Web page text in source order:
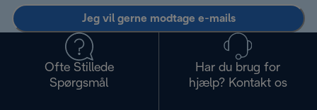
Jeg vil gerne modtage e-mails
Ofte Stillede
Spørgsmål
Har du brug for
hjælp? Kontakt os